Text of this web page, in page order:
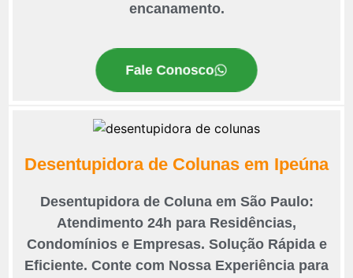
encanamento.
Fale Conosco
Desentupidora de Colunas em Ipeúna
Desentupidora de Coluna em São Paulo:
Atendimento 24h para Residências,
Condomínios e Empresas. Solução Rápida e
Eficiente. Conte com Nossa Experiência para